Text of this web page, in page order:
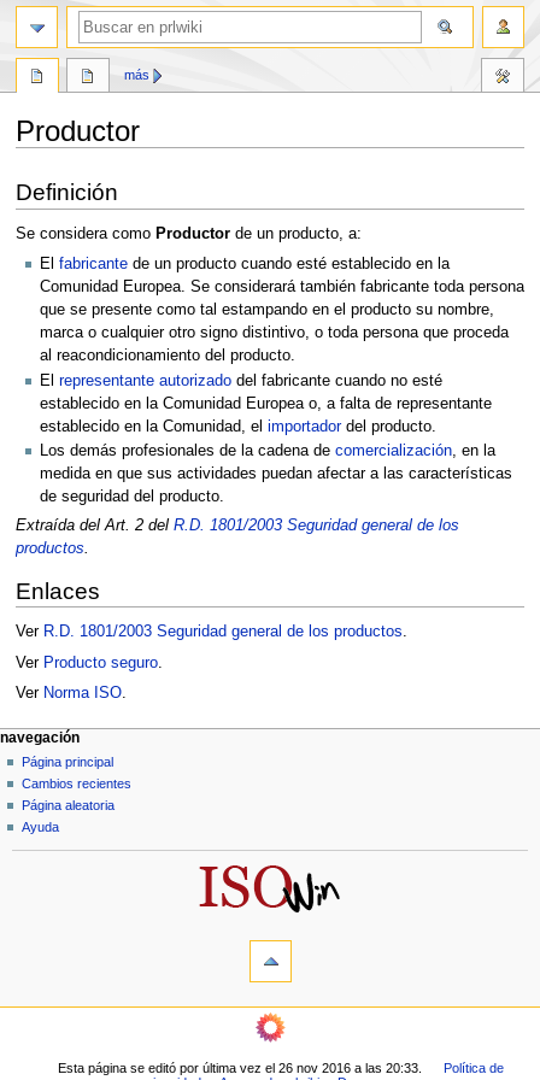
Productor
a
la
a
la
Definición
Se considera como Productorde un producto, a:
El fabricante de un producto cuando esté establecido en la
Comunidad Europea. Se considerará también fabricante toda persona
que se presente como tal estampando en el producto su nombre,
marca o cualquier otro signo distintivo, o toda persona que proceda
al reacondicionamiento del producto.
El representante autorizado del fabricante cuando no esté
establecido en la Comunidad Europea o, a falta de representante
establecido en la Comunidad, el importadordel producto.
Los demás profesionales de la cadena de comercialización, en la
medida en que sus actividades puedan afectar a las características
de seguridad del producto.
Extraída del Art. 2 del R.D. 1801/2003 Seguridad general de los
productos.
Enlaces
Ver R.D. 1801/2003 Seguridad general de los productos.
Ver Producto seguro.
Ver Norma ISO.
M
e
n
ú
g
acciones de página
página
discusión
leer
ver
más
herramientas personales
acceder
navegación
Página principal
Cambios recientes
Página aleatoria
Ayuda
buscar
navegación
CambiosEsta página se editó por última vez el 26 nov 2016 a las 20:33.
Política de